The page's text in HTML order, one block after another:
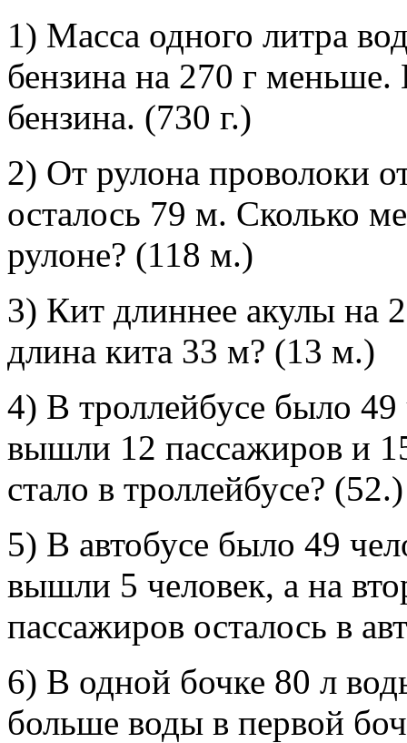
1) Масса одного литра
бензина на 270 г меньше.
бензина. (730 г.)
2) От рулона проволоки
осталось 79 м. Сколько
рулоне? (118 м.)
3) Кит длиннее акулы на
длина кита 33 м? (13 м.)
4) В троллейбусе было 49
вышли 12 пассажиров и
стало в троллейбусе? (52.)
5) В автобусе было 49
вышли 5 человек, а на
пассажиров осталось в
6) В одной бочке 80 л
больше воды в первой